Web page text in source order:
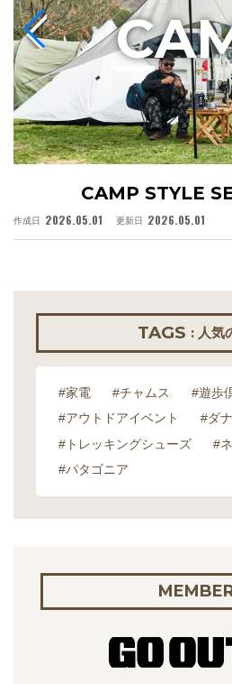
CAMP STYLE
作成日 2026.05.01 更新日 2026.05.01
C
TAGS : 人気
#家電 #チャムス #遊歩
#アウトドアイベント
#ダ
#トレッキングシューズ
#
#パタゴニア